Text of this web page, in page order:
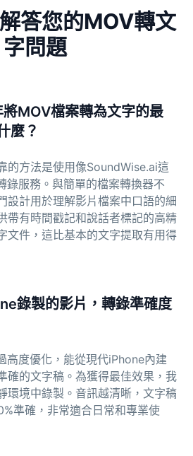
答您的MOV轉文
字問題
MOV檔案轉為文字的最
麼？
的方法是使用像SoundWise.ai這
錄服務。與簡單的檔案轉換器不
設計用於理解影片檔案中口語的細
帶有時間戳記和說話者標記的高精
文件，這比基本的文字提取有用得
錄製的影片，轉錄準確度
高度優化，能從現代iPhone內建
確的文字稿。為獲得最佳效果，我
環境中錄製。音訊越清晰，文字稿
準確，非常適合日常和專業使